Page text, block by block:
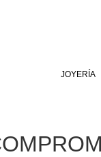
JOYERÍA